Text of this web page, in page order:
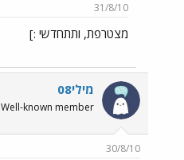
31/8/10
מצטרפת, ותתחדשי :]
מילי08
Well-known member
30/8/10